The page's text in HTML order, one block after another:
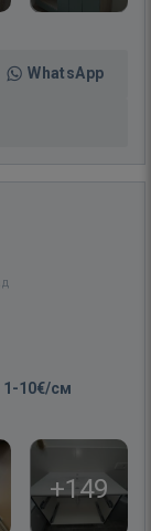
WhatsApp
1-10€/см
+149